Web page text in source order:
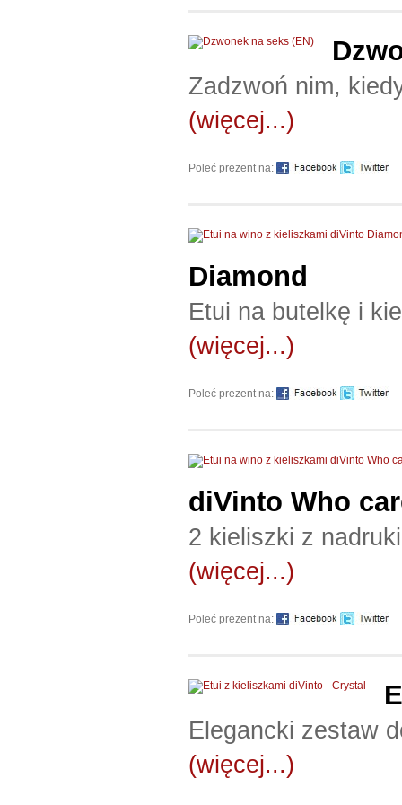
Zadzwoń nim,
(więcej...)
Poleć prezent na:
Diamond
Etui na butelkę i
(więcej...)
Poleć prezent na:
diVinto Who
2 kieliszki z
(więcej...)
Poleć prezent na:
Elegancki zestaw
(więcej...)